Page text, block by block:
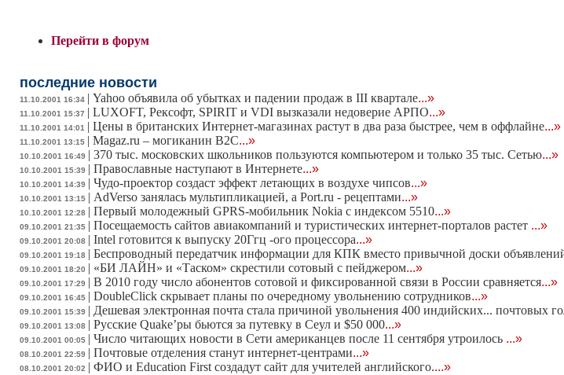
Перейти в форум
последние новости
11.10.2001 16:34 | Yahoo объявила об убытках и падении продаж в III квартале...»
11.10.2001 15:37 | LUXOFT, Рексофт, SPIRIT и VDI вызказали недоверие АРПО...»
11.10.2001 14:01 | Цены в британских Интернет-магазинах растут в два раза быстрее, чем в оффлайне...»
11.10.2001 13:15 | Magaz.ru – могиканин В2С...»
10.10.2001 16:49 | 370 тыс. московских школьников пользуются компьютером и только 35 тыс. Сетью...»
10.10.2001 15:39 | Православные наступают в Интернете...»
10.10.2001 14:39 | Чудо-проектор создаст эффект летающих в воздухе чипсов...»
10.10.2001 13:15 | AdVerso занялась мультипликацией, а Port.ru - рецептами...»
10.10.2001 12:28 | Первый молодежный GPRS-мобильник Nokia с индексом 5510...»
09.10.2001 21:35 | Посещаемость сайтов авиакомпаний и туристических интернет-порталов растет ...»
09.10.2001 20:08 | Intel готовится к выпуску 20Ггц -ого процессора...»
09.10.2001 19:18 | Беспроводный передатчик информации для КПК вместо привычной доски
09.10.2001 18:20 | «БИ ЛАЙН» и «Таском» скрестили сотовый с пейджером...»
09.10.2001 17:29 | В 2010 году число абонентов сотовой и фиксированной связи в России сравняется...»
09.10.2001 16:45 | DoubleClick скрывает планы по очередному увольнению сотрудников...»
09.10.2001 15:39 | Дешевая электронная почта стала причиной увольнения 400 индийских... почтовых
09.10.2001 13:08 | Русские Quake’ры бьются за путевку в Сеул и $50 000...»
09.10.2001 00:05 | Число читающих новости в Сети американцев после 11 сентября утроилось ...»
08.10.2001 22:59 | Почтовые отделения станут интернет-центрами...»
08.10.2001 20:02 | ФИО и Education First создадут сайт для учителей английского....»